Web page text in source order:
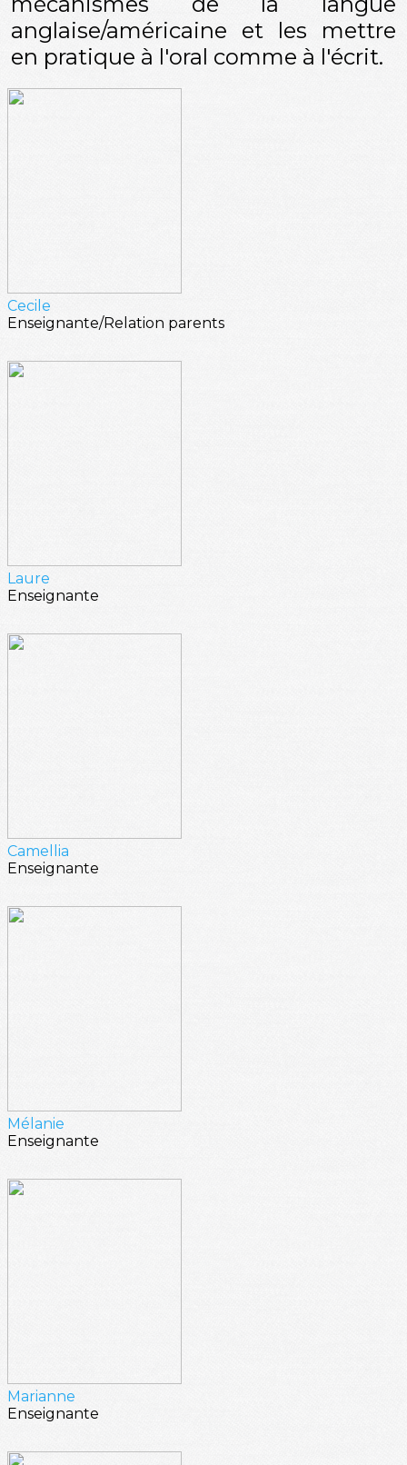
anglaise/américaine et les mettre
en pratique à l'oral comme à l'écrit.
Cecile
Enseignante/Relation parents
Laure
Enseignante
Camellia
Enseignante
Mélanie
Enseignante
Marianne
Enseignante